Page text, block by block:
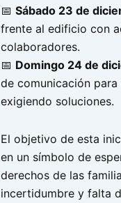
📅 Sábado 23 de
frente al edificio con
colaboradores.
📅 Domingo 24 de
de comunicación
exigiendo soluciones.
El objetivo de esta
en un símbolo de
derechos de las
incertidumbre y falta